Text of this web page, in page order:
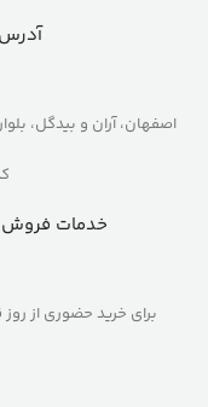
اصفهان، آران و بیدگل،
خدمات فروش
برای خرید حضوری از روز قبل با شماره